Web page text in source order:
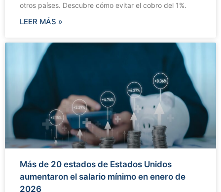
otros países. Descubre cómo evitar el cobro del 1%.
LEER MÁS »
Más de 20 estados de Estados Unidos
aumentaron el salario mínimo en enero de
2026